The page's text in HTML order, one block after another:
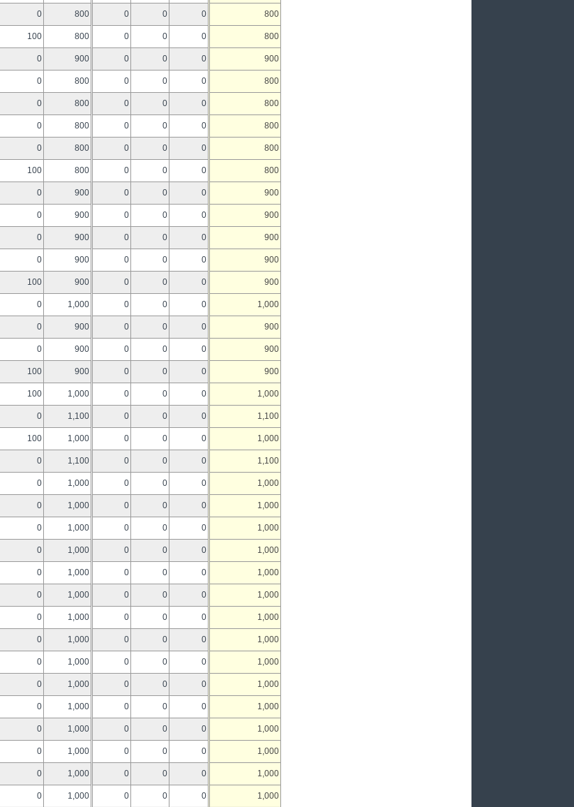
0 800 0 0 0 800
100 800 0 0 0 800
0 900 0 0 0 900
0 800 0 0 0 800
0 800 0 0 0 800
0 800 0 0 0 800
0 800 0 0 0 800
100 800 0 0 0 800
0 900 0 0 0 900
0 900 0 0 0 900
0 900 0 0 0 900
0 900 0 0 0 900
100 900 0 0 0 900
0 1,000 0 0 0 1,000
0 900 0 0 0 900
0 900 0 0 0 900
100 900 0 0 0 900
100 1,000 0 0 0 1,000
0 1,100 0 0 0 1,100
100 1,000 0 0 0 1,000
0 1,100 0 0 0 1,100
0 1,000 0 0 0 1,000
0 1,000 0 0 0 1,000
0 1,000 0 0 0 1,000
0 1,000 0 0 0 1,000
0 1,000 0 0 0 1,000
0 1,000 0 0 0 1,000
0 1,000 0 0 0 1,000
0 1,000 0 0 0 1,000
0 1,000 0 0 0 1,000
0 1,000 0 0 0 1,000
0 1,000 0 0 0 1,000
0 1,000 0 0 0 1,000
0 1,000 0 0 0 1,000
0 1,000 0 0 0 1,000
0 1,000 0 0 0 1,000